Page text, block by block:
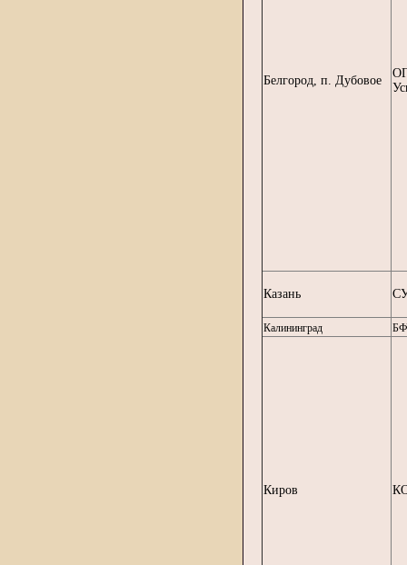
Белгород, п. Дубовое
Казань
Калининград
Киров